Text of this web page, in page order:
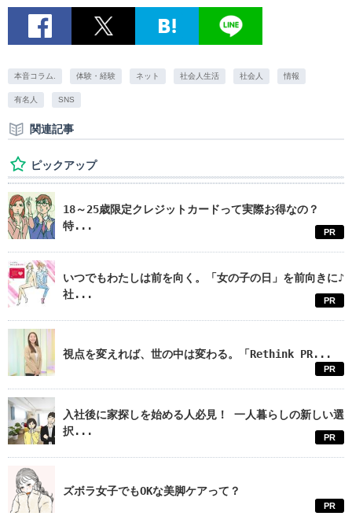
本音コラム. 体験・経験 ネット 社会人生活 社会人 情報
有名人 SNS
関連記事
ピックアップ
18～25歳限定クレジットカードって実際お得なの？
特...
PR
いつでもわたしは前を向く。「女の子の日」を前向きに♪
社...
PR
視点を変えれば、世の中は変わる。「Rethink PR...
PR
入社後に家探しを始める人必見！ 一人暮らしの新しい選
択...
PR
ズボラ女子でもOKな美脚ケアって？
PR